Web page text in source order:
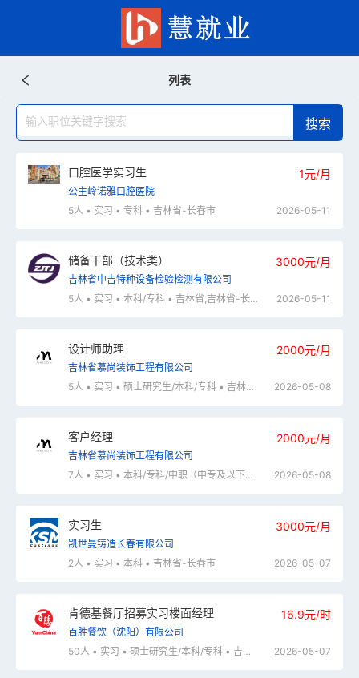
列表
口腔医学实习生 1元/月
公主岭诺雅口腔医院
5人 • 实习 • 专科 • 吉林省-长春市
2026-05-11
储备干部（技术类） 3000元/月
吉林省中吉特种设备检验检测有限公司
5人 • 实习 • 本科/专科 • 吉林省,吉林省-长春市
2026-05-11
设计师助理 2000元/月
吉林省慕尚装饰工程有限公司
5人 • 实习 • 硕士研究生/本科/专科 • 吉林省-长春市
2026-05-08
客户经理 2000元/月
吉林省慕尚装饰工程有限公司
7人 • 实习 • 本科/专科/中职（中专及以下） • 吉林省-长春市
2026-05-08
实习生 3000元/月
凯世曼铸造长春有限公司
2人 • 实习 • 本科 • 吉林省-长春市
2026-05-07
肯德基餐厅招募实习楼面经理 16.9元/时
百胜餐饮（沈阳）有限公司
50人 • 实习 • 硕士研究生/本科/专科 • 吉林省-长春市,吉林省-吉林市,吉林省-四平市,吉林省-辽源市,吉林省-通化市,吉林省-白山市,吉林省-松原市,吉林省-白城市,吉林省-延边朝鲜族自治州,内蒙古自治区-通辽市,内蒙古自治区-兴安盟,辽宁省-沈阳市,辽宁省-大连市,辽宁省-鞍山市,辽宁省-抚顺市,辽宁省-本溪市,辽宁省-丹东市,辽宁省-锦州市,辽宁省-营口市,辽宁省-阜新市,辽宁省-辽阳市,辽宁省-盘锦市,辽宁省-铁岭市,辽宁省-朝阳市,辽宁省-葫芦岛市
2026-05-07